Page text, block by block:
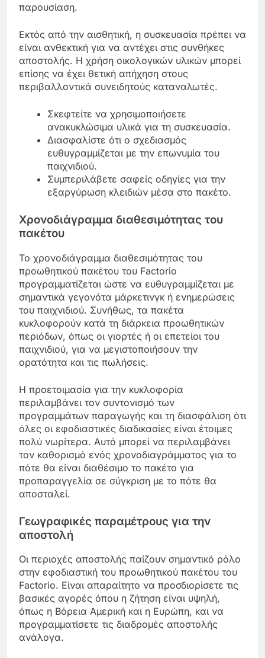
παρουσίαση.
Εκτός από την αισθητική, η συσκευασία πρέπει να
είναι ανθεκτική για να αντέχει στις συνθήκες
αποστολής. Η χρήση οικολογικών υλικών μπορεί
επίσης να έχει θετική απήχηση στους
περιβαλλοντικά συνειδητούς καταναλωτές.
Σκεφτείτε να χρησιμοποιήσετε
ανακυκλώσιμα υλικά για τη συσκευασία.
Διασφαλίστε ότι ο σχεδιασμός
ευθυγραμμίζεται με την επωνυμία του
παιχνιδιού.
Συμπεριλάβετε σαφείς οδηγίες για την
εξαργύρωση κλειδιών μέσα στο πακέτο.
Χρονοδιάγραμμα διαθεσιμότητας του
πακέτου
Το χρονοδιάγραμμα διαθεσιμότητας του
προωθητικού πακέτου του Factorio
προγραμματίζεται ώστε να ευθυγραμμίζεται με
σημαντικά γεγονότα μάρκετινγκ ή ενημερώσεις
του παιχνιδιού. Συνήθως, τα πακέτα
κυκλοφορούν κατά τη διάρκεια προωθητικών
περιόδων, όπως οι γιορτές ή οι επετείοι του
παιχνιδιού, για να μεγιστοποιήσουν την
ορατότητα και τις πωλήσεις.
Η προετοιμασία για την κυκλοφορία
περιλαμβάνει τον συντονισμό των
προγραμμάτων παραγωγής και τη διασφάλιση ότι
όλες οι εφοδιαστικές διαδικασίες είναι έτοιμες
πολύ νωρίτερα. Αυτό μπορεί να περιλαμβάνει
τον καθορισμό ενός χρονοδιαγράμματος για το
πότε θα είναι διαθέσιμο το πακέτο για
προπαραγγελία σε σύγκριση με το πότε θα
αποσταλεί.
Γεωγραφικές παραμέτρους για την
αποστολή
Οι περιοχές αποστολής παίζουν σημαντικό ρόλο
στην εφοδιαστική του προωθητικού πακέτου του
Factorio. Είναι απαραίτητο να προσδιορίσετε τις
βασικές αγορές όπου η ζήτηση είναι υψηλή,
όπως η Βόρεια Αμερική και η Ευρώπη, και να
προγραμματίσετε τις διαδρομές αποστολής
ανάλογα.